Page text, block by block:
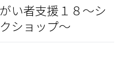
い者支援１８～シ
ショップ～